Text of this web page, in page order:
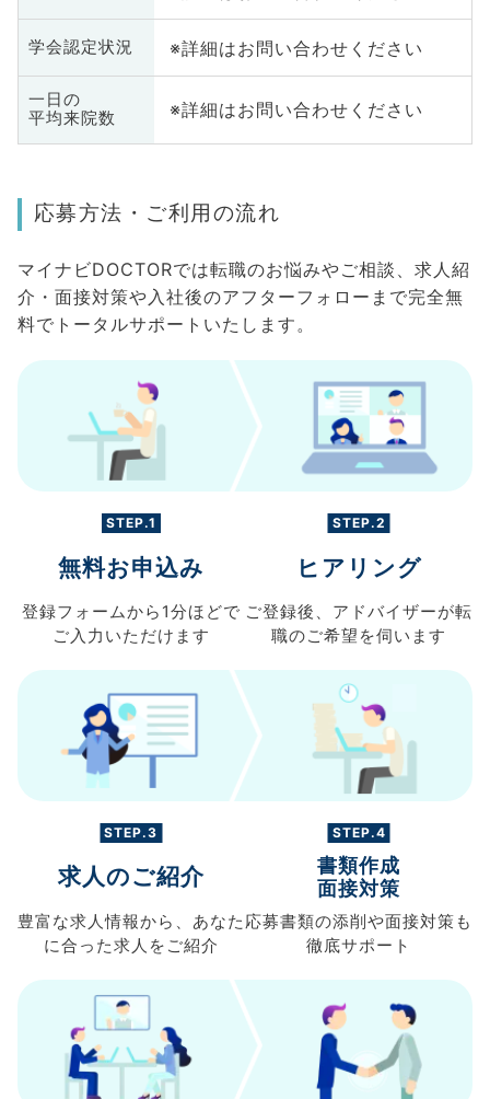
学会認定状況 ※詳細はお問い合わせください
一日の
平均来院数
※詳細はお問い合わせください
応募方法・ご利用の流れ
マイナビDOCTORでは転職のお悩みやご相談、求人紹
介・面接対策や入社後のアフターフォローまで完全無
料でトータルサポートいたします。
STEP.1
無料お申込み
登録フォームから 1分ほどで
ご入力 いただけます
STEP.2
ヒアリング
ご登録後、 アドバイザーが転
職のご希望を伺います
STEP.3
求人のご紹介
豊富な求人情報から、 あなた
に合った求人を ご紹介
STEP.4
書類作成
面接対策
応募書類の添削や面接対策も
徹底サポート